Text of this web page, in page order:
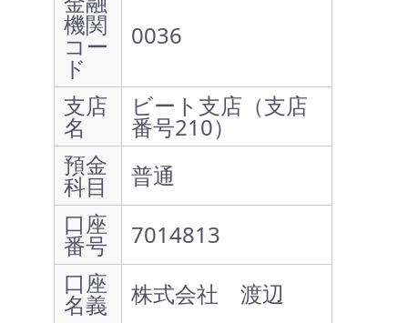
機関
コー
ド
0036
支店
名
ビート支店（支店
番号210）
預金
科目
普通
口座
番号
7014813
口座
名義 株式会社 渡辺